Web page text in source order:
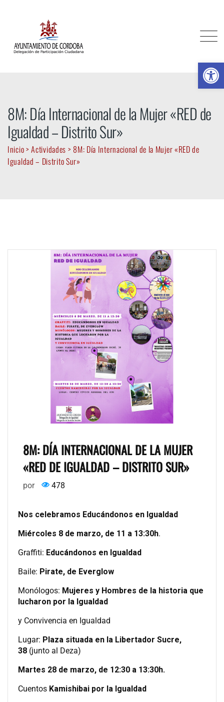
8M: Día Internacional de la Mujer «RED de
Igualdad – Distrito Sur»
Inicio>Actividades > 8M: Día Internacional de la Mujer «RED de
Igualdad – Distrito Sur»
8M: DÍA INTERNACIONAL DE LA MUJER
«RED DE IGUALDAD – DISTRITO SUR»
por 478
Nos celebramos Educándonos en Igualdad
Miércoles 8 de marzo, de 11 a 13:30h.
Graffiti: Educándonos en Igualdad
Baile: Pirate, de Everglow
Monólogos: Mujeres y Hombres de la historia que
lucharon por la Igualdad
y Convivencia en Igualdad
Lugar: Plaza situada en la Libertador Sucre,
38 (junto al Deza)
Martes 28 de marzo, de 12:30 a 13:30h.
Cuentos Kamishibai por la Igualdad